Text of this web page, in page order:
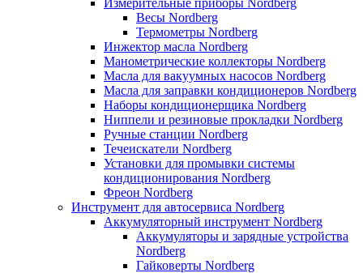
Весы Nordberg
Термометры Nordberg
Инжектор масла Nordberg
Манометрические коллекторы Nordberg
Масла для вакуумных насосов Nordberg
Масла для заправки кондиционеров Nordberg
Наборы кондиционерщика Nordberg
Ниппели и резиновые прокладки Nordberg
Ручные станции Nordberg
Течеискатели Nordberg
Установки для промывки системы
кондиционирования Nordberg
Фреон Nordberg
Инструмент для автосервиса Nordberg
Аккумуляторный инструмент Nordberg
Аккумуляторы и зарядные устройства
Nordberg
Гайковерты Nordberg